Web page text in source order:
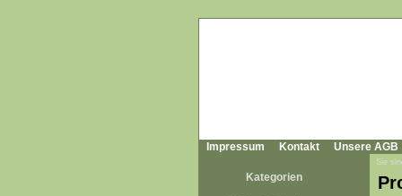
Impressum Kontakt Unsere AGB
Kategorien
Sie